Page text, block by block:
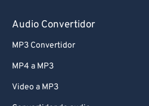
Audio Convertidor
MP3 Convertidor
MP4 a MP3
Video a MP3